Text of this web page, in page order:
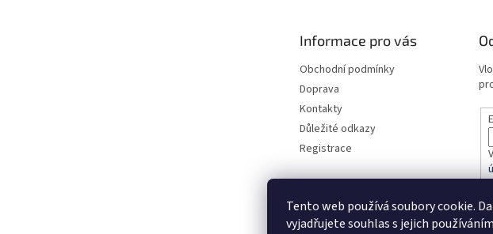
Tento web používá soubory cookie.
vyjadřujete souhlas s jejich
Informace pro vás
Obchodní podmínky
Doprava
Kontakty
Důležité odkazy
Registrace